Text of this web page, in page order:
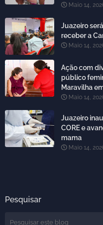
Maio 14,
Juazeiro
receber a
Maio 14,
Ação com
público
Maravilha
Maio 14,
Juazeiro
CORE e
mama
Maio 14,
Pesquisar